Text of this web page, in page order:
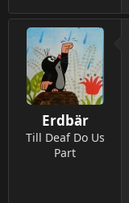
Erdbär
Till Deaf Do Us
Part